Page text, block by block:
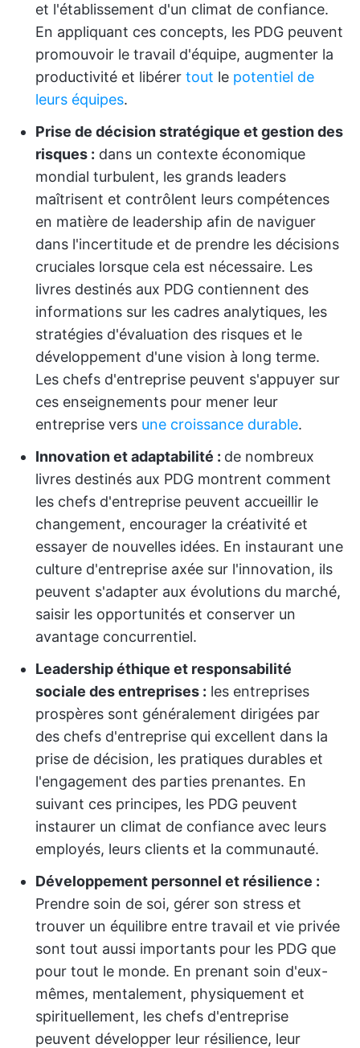
et l'établissement d'un climat de confiance.
En appliquant ces concepts, les PDG peuvent
promouvoir le travail d'équipe, augmenter la
productivité et libérer tout le potentiel de
leurs équipes.
Prise de décision stratégique et gestion des
risques : dans un contexte économique
mondial turbulent, les grands leaders
maîtrisent et contrôlent leurs compétences
en matière de leadership afin de naviguer
dans l'incertitude et de prendre les décisions
cruciales lorsque cela est nécessaire. Les
livres destinés aux PDG contiennent des
informations sur les cadres analytiques, les
stratégies d'évaluation des risques et le
développement d'une vision à long terme.
Les chefs d'entreprise peuvent s'appuyer sur
ces enseignements pour mener leur
entreprise vers une croissance durable.
Innovation et adaptabilité : de nombreux
livres destinés aux PDG montrent comment
les chefs d'entreprise peuvent accueillir le
changement, encourager la créativité et
essayer de nouvelles idées. En instaurant une
culture d'entreprise axée sur l'innovation, ils
peuvent s'adapter aux évolutions du marché,
saisir les opportunités et conserver un
avantage concurrentiel.
Leadership éthique et responsabilité
sociale des entreprises : les entreprises
prospères sont généralement dirigées par
des chefs d'entreprise qui excellent dans la
prise de décision, les pratiques durables et
l'engagement des parties prenantes. En
suivant ces principes, les PDG peuvent
instaurer un climat de confiance avec leurs
employés, leurs clients et la communauté.
Développement personnel et résilience :
Prendre soin de soi, gérer son stress et
trouver un équilibre entre travail et vie privée
sont tout aussi importants pour les PDG que
pour tout le monde. En prenant soin d'eux-
mêmes, mentalement, physiquement et
spirituellement, les chefs d'entreprise
peuvent développer leur résilience, leur